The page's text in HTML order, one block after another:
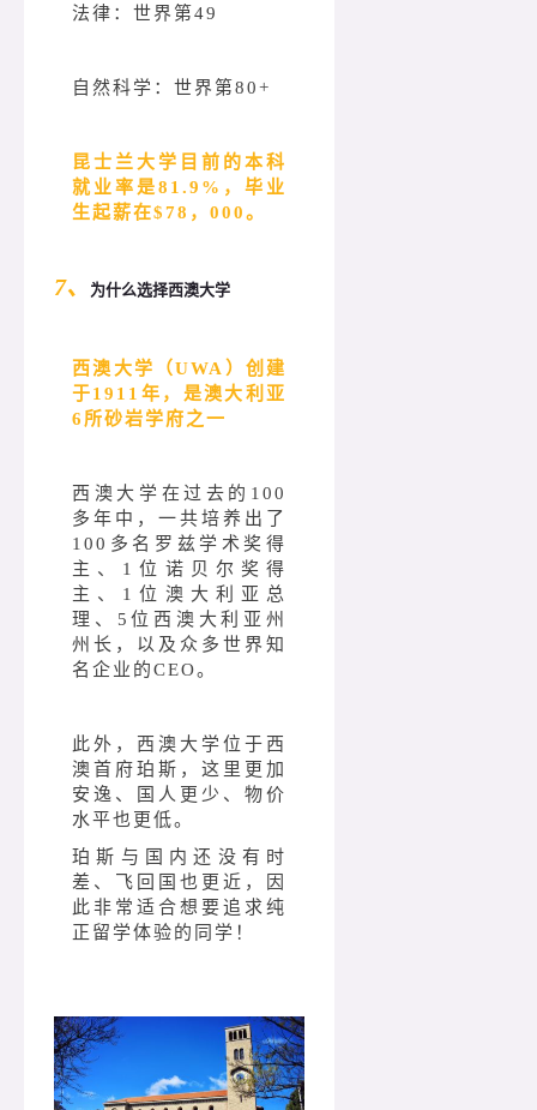
法律：世界第49
自然科学：世界第80+
昆士兰大学目前的本科
就业率是81.9%，毕业
生起薪在$78，000。
7、 为什么选择西澳大学
西澳大学（UWA）创建
于1911年，是澳大利亚
6所砂岩学府之一
西澳大学在过去的100
多年中，一共培养出了
100多名罗兹学术奖得
主、1位诺贝尔奖得
主、1位澳大利亚总
理、5位西澳大利亚州
州长，以及众多世界知
名企业的CEO。
此外，西澳大学位于西
澳首府珀斯，这里更加
安逸、国人更少、物价
水平也更低。
珀斯与国内还没有时
差、飞回国也更近，因
此非常适合想要追求纯
正留学体验的同学！